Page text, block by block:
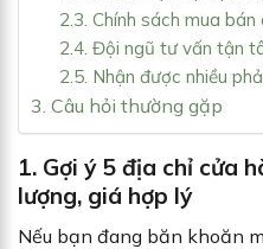
2.3. Chính sách mua
2.4. Đội ngũ tư vấn tận
2.5. Nhận được nhiều
3. Câu hỏi thường gặp
1. Gợi ý 5 địa chỉ cửa
lượng, giá hợp lý
Nếu bạn đang băn khoăn